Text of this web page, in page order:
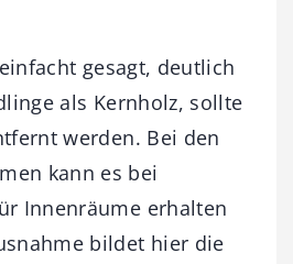
gesagt, deutlich
als Kernholz, sollte
werden. Bei den
kann es bei
Innenräume erhalten
bildet hier die